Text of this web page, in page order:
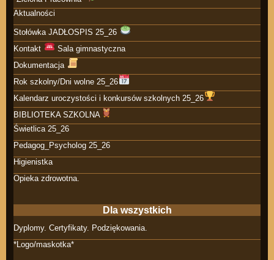
Aktualności
Stołówka JADŁOSPIS 25_26
Kontakt
Sala gimnastyczna
Dokumentacja
Rok szkolny/Dni wolne 25_26
Kalendarz uroczystości i konkursów szkolnych 25_26
BIBLIOTEKA SZKOLNA
Świetlica 25_26
Pedagog_Psycholog 25_26
Higienistka
Opieka zdrowotna.
Dla wszystkich
Dyplomy. Certyfikaty. Podziękowania.
*Logo/maskotka*